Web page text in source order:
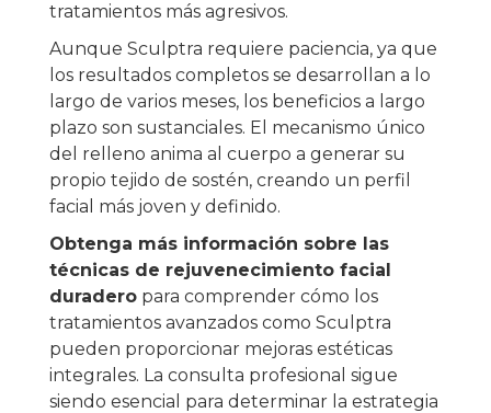
tratamientos más agresivos.
Aunque Sculptra requiere paciencia, ya que
los resultados completos se desarrollan a lo
largo de varios meses, los beneficios a largo
plazo son sustanciales. El mecanismo único
del relleno anima al cuerpo a generar su
propio tejido de sostén, creando un perfil
facial más joven y definido.
Obtenga más información sobre las
técnicas de rejuvenecimiento facial
duradero para comprender cómo los
tratamientos avanzados como Sculptra
pueden proporcionar mejoras estéticas
integrales. La consulta profesional sigue
siendo esencial para determinar la estrategia